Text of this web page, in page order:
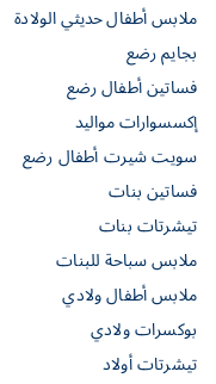
ملابس أطفال حديثي الولادة
بجايم رضع
فساتين أطفال رضع
إكسسوارات مواليد
سويت شيرت أطفال رضع
فساتين بنات
تيشرتات بنات
ملابس سباحة للبنات
ملابس أطفال ولادي
بوكسرات ولادي
تيشرتات أولاد